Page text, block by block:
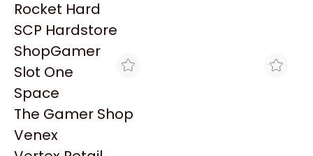
Philips
PowerColor
Razer
Redragon
Samsung
Sandisk
Sapphire
Rocket Hard
SCP Hardstore
ShopGamer
Slot One
Space
The Gamer Shop
Venex
Explorá más productos similares